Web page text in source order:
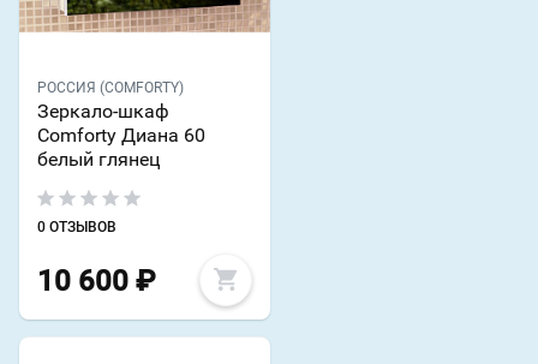
РОССИЯ (COMFORTY)
Зеркало-шкаф
Comforty Диана 60
белый глянец
0 ОТЗЫВОВ
10 600 ₽